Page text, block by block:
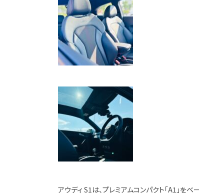
アウディ S1は、プレミアムコンパクト「A1」を